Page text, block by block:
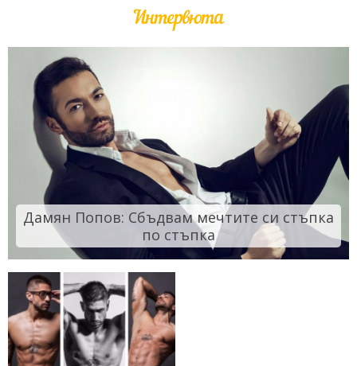
Интервюта
Дамян Попов: Сбъдвам мечтите си стъпка
по стъпка